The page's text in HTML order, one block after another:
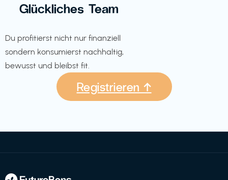
Glückliches Team
Du profitierst nicht nur finanziell
sondern konsumierst nachhaltig,
bewusst und bleibst fit.
Registrieren ↑